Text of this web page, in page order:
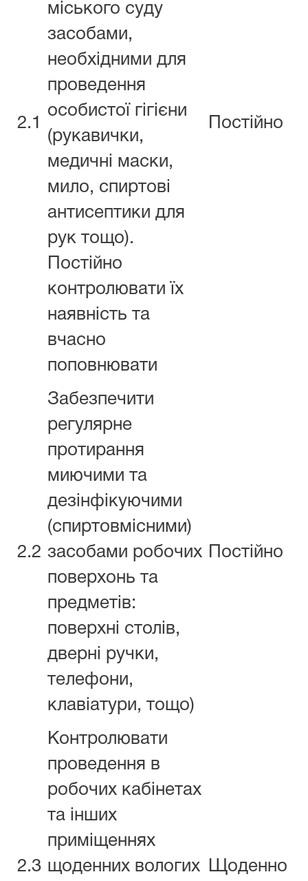
2.1
міського суду
засобами,
необхідними для
проведення
особистої гігієни
(рукавички,
медичні маски,
мило, спиртові
антисептики для
рук тощо).
Постійно
контролювати їх
наявність та
вчасно
поповнювати
Постійно
2.2
Забезпечити
регулярне
протирання
миючими та
дезінфікуючими
(спиртовмісними)
засобами робочих
поверхонь та
предметів:
поверхні столів,
дверні ручки,
телефони,
клавіатури, тощо)
Постійно
2.3
Контролювати
проведення в
робочих кабінетах
та інших
приміщеннях
щоденних вологих
Щоденно